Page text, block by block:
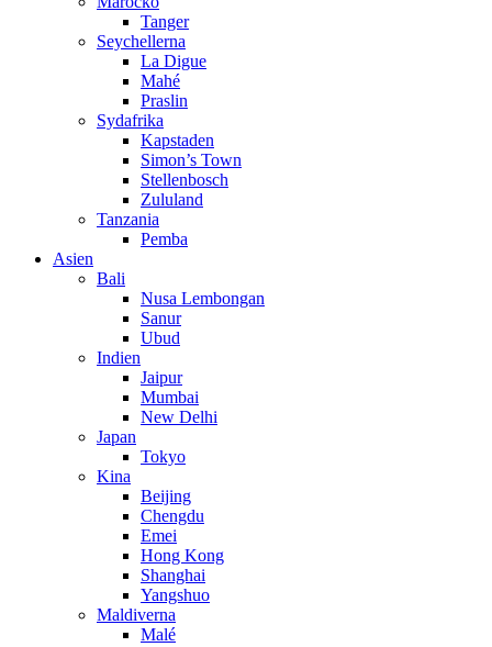
Tanger
Seychellerna
La Digue
Mahé
Praslin
Sydafrika
Kapstaden
Simon’s Town
Stellenbosch
Zululand
Tanzania
Pemba
Asien
Bali
Nusa Lembongan
Sanur
Ubud
Indien
Jaipur
Mumbai
New Delhi
Japan
Tokyo
Kina
Beijing
Chengdu
Emei
Hong Kong
Shanghai
Yangshuo
Maldiverna
Malé